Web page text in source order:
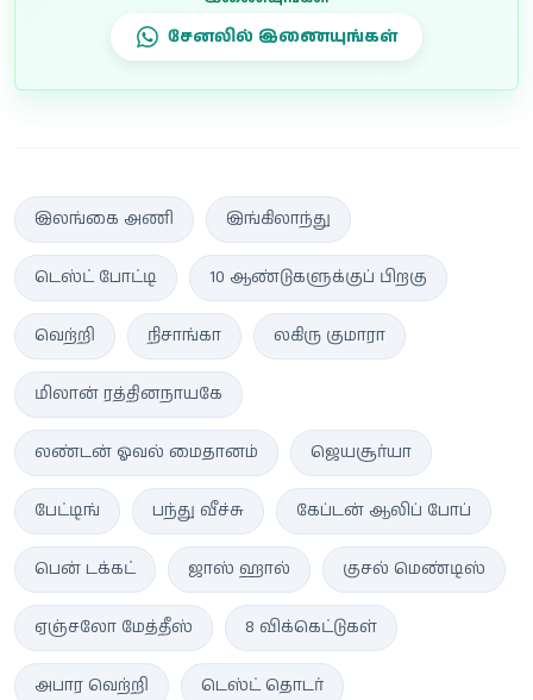
சேனலில் இணையுங்கள்
இலங்கை அணி இங்கிலாந்து
டெஸ்ட் போட்டி 10 ஆண்டுகளுக்குப் பிறகு
வெற்றி நிசாங்கா லகிரு குமாரா
மிலான் ரத்தினநாயகே
லண்டன் ஓவல் மைதானம் ஜெயசூர்யா
பேட்டிங் பந்து வீச்சு கேப்டன் ஆலிப் போப்
பென் டக்கட் ஜாஸ் ஹால் குசல் மெண்டிஸ்
ஏஞ்சலோ மேத்தீஸ் 8 விக்கெட்டுகள்
அபார வெற்றி டெஸ்ட் தொடர்